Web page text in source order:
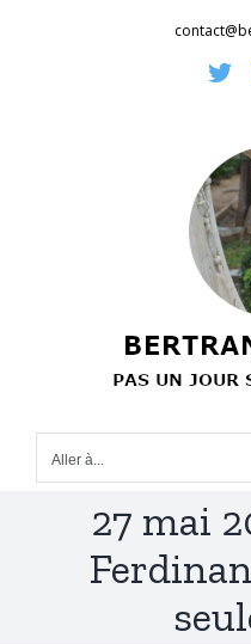
Aller à...
27 mai